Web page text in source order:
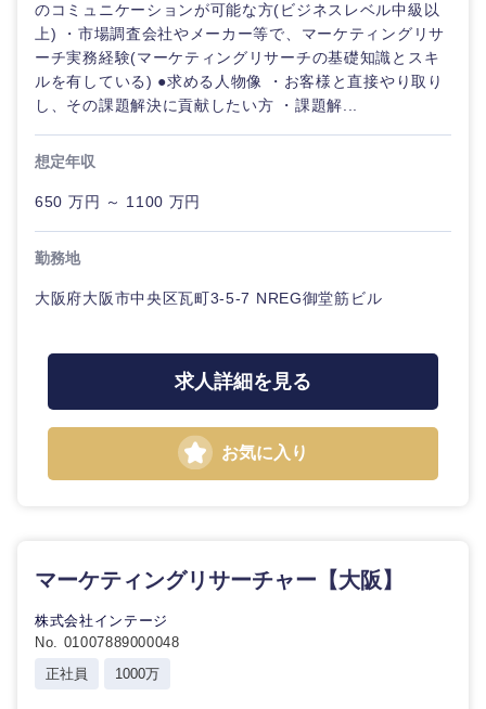
のコミュニケーションが可能な方(ビジネスレベル中級以
上) ・市場調査会社やメーカー等で、マーケティングリサ
ーチ実務経験(マーケティングリサーチの基礎知識とスキ
ルを有している) ●求める人物像 ・お客様と直接やり取り
し、その課題解決に貢献したい方 ・課題解...
想定年収
650 万円 ～ 1100 万円
勤務地
大阪府大阪市中央区瓦町3-5-7 NREG御堂筋ビル
求人詳細を見る
お気に入り
マーケティングリサーチャー【大阪】
株式会社インテージ
No. 01007889000048
正社員
1000万